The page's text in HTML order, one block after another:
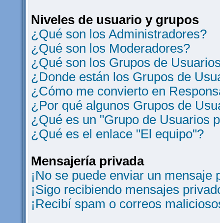
Niveles de usuario y grupos
¿Qué son los Administradores?
¿Qué son los Moderadores?
¿Qué son los Grupos de
¿Donde están los Grupos de
¿Cómo me convierto en
¿Por qué algunos Grupos de
¿Qué es un "Grupo de Usuarios
¿Qué es el enlace "El equipo"?
Mensajería privada
¡No se puede enviar un mensaje
¡Sigo recibiendo mensajes
¡Recibí spam o correos